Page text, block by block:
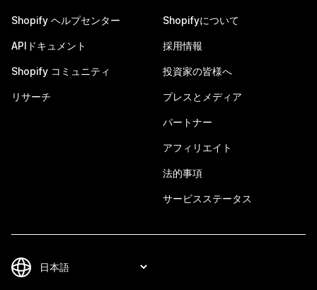
Shopify ヘルプセンター
APIドキュメント
Shopify コミュニティ
リサーチ
Shopifyについて
採用情報
投資家の皆様へ
プレスとメディア
パートナー
アフィリエイト
法的事項
サービスステータス